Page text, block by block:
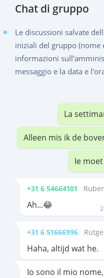
La
Alleen mis ik de
Ie
+31 6 54664101
Ah...😂
+31 6 51666996
Haha, altijd wat he.
Io sono il mio
Chat di gruppo
Le discussioni salvate
iniziali del gruppo (nome
informazioni
messaggio e la data e